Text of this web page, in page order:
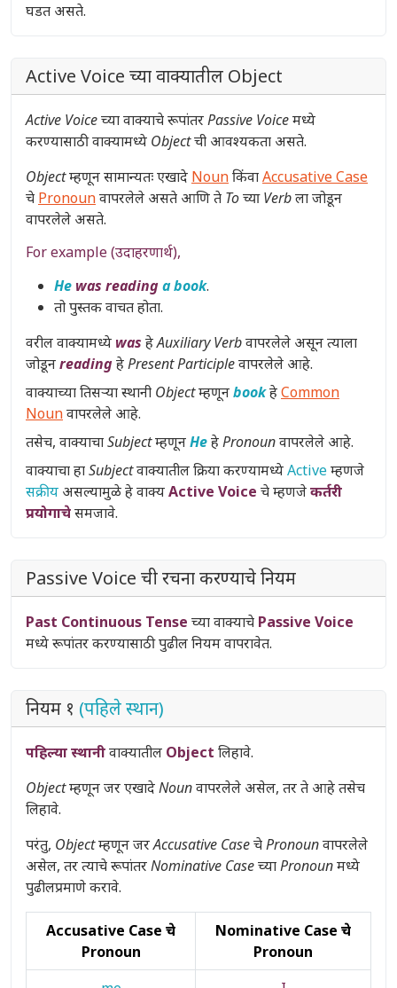
घडत असते.
Active Voice च्या वाक्यातील Object
Active Voiceच्या वाक्याचे रूपांतरPassive Voiceमध्ये
करण्यासाठी वाक्यामध्ये Objectची आवश्यकता असते.
Objectम्हणून सामान्यतः एखादे NounकिंवाAccusative Case
चे Pronounवापरलेले असते आणि ते To च्या Verbला जोडून
वापरलेले असते.
For example (उदाहरणार्थ),
He was readinga book.
तो पुस्तक वाचत होता.
वरील वाक्यामध्ये was हेAuxiliary Verbवापरलेले असून त्याला
जोडूनreadingहेPresent Participleवापरलेले आहे.
वाक्याच्या तिसऱ्या स्थानी Objectम्हणूनbookहेCommon
Nounवापरलेले आहे.
तसेच, वाक्याचाSubjectम्हणूनHeहेPronounवापरलेले आहे.
वाक्याचा हाSubjectवाक्यातील क्रिया करण्यामध्येActiveम्हणजे
सक्रीय असल्यामुळे हे वाक्यActive Voice चे म्हणजेकर्तरी
प्रयोगाचेसमजावे.
Passive Voice ची रचना करण्याचे नियम
Past Continuous Tense च्या वाक्याचे Passive Voice
मध्ये रूपांतर करण्यासाठी पुढील नियम वापरावेत.
नियम १ (पहिले स्थान)
पहिल्या स्थानीवाक्यातील Object लिहावे.
Objectम्हणून जर एखादेNounवापरलेले असेल, तर ते आहे तसेच
लिहावे.
परंतु, Objectम्हणून जरAccusative CaseचेPronounवापरलेले
असेल, तर त्याचे रूपांतरNominative Caseच्याPronounमध्ये
पुढीलप्रमाणे करावे.
Accusative Case चे
Pronoun
Nominative Case चे
Pronoun